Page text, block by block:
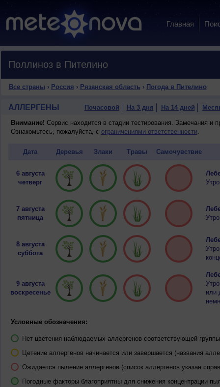
Главная
Поллиноз в Пителино
Все страны › Россия › Рязанская область › Погода в Пителино
АЛЛЕРГЕНЫ Почасовой На 3 дня На 14 дней
Внимание! Сервис находится в стадии тестирования. Замечания и
Ознакомьтесь, пожалуйста, с ограничениями ответственности.
Дата Деревья Злаки Травы Самочувствие
6 августа
четверг
7 августа
пятница
8 августа
суббота
9 августа
воскресенье
или
Условные обозначения:
Нет цветения наблюдаемых аллергенов соответствующей
Цетение аллергенов начинается или завершается (названия
Ожидается пыление аллергенов (список аллергенов указан
Погодные факторы благоприятны для снижения концентрации